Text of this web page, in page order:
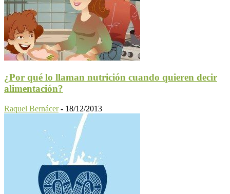
¿Por qué lo llaman nutrición cuando quieren decir
alimentación?
Raquel Bernácer - 18/12/2013